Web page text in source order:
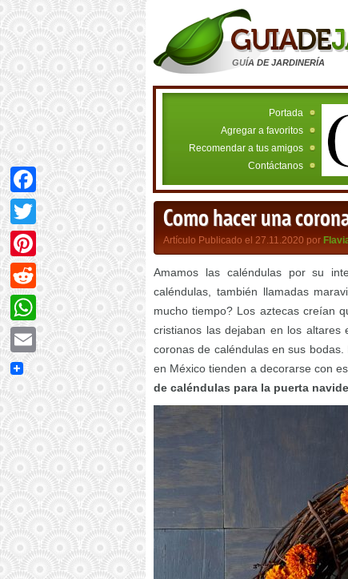
GUÍA DE JARDINERÍA
Portada
Agregar a favoritos
Recomendar a tus amigos
Contáctanos
Como hacer una
Artículo Publicado el 27.11.2020 por
Amamos las caléndulas por su
caléndulas, también llamadas
mucho tiempo? Los aztecas creían
cristianos las dejaban en los
coronas de caléndulas en sus
en México tienden a decorarse con
de caléndulas para la puerta
Facebook
Twitter
Pinterest
Reddit
WhatsApp
Email